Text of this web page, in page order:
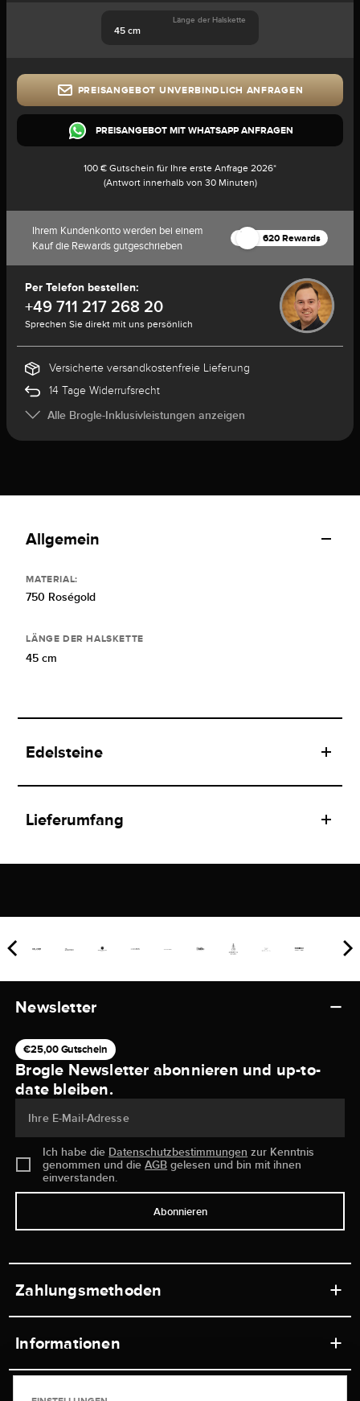
45 cm
Länge der Halskette
PREISANGEBOT UNVERBINDLICH ANFRAGEN
PREISANGEBOT MIT WHATSAPP ANFRAGEN
100 € Gutschein für Ihre erste Anfrage 2026*
(Antwort innerhalb von 30 Minuten)
Ihrem Kundenkonto werden bei einem
Kauf die Rewards gutgeschrieben
620 Rewards
Per Telefon bestellen:
+49 711 217 268 20
Sprechen Sie direkt mit uns persönlich
Versicherte versandkostenfreie Lieferung
14 Tage Widerrufsrecht
Alle Brogle-Inklusivleistungen anzeigen
Allgemein
MATERIAL:
750 Roségold
LÄNGE DER HALSKETTE
45 cm
Edelsteine
Lieferumfang
Newsletter
€25,00 Gutschein
Brogle Newsletter abonnieren und up-to-
date bleiben.
Ihre E-Mail-Adresse
Ich habe die Datenschutzbestimmungen zur Kenntnis
genommen und dieAGB gelesen und bin mit ihnen
einverstanden.
Abonnieren
Zahlungsmethoden
Informationen
Service